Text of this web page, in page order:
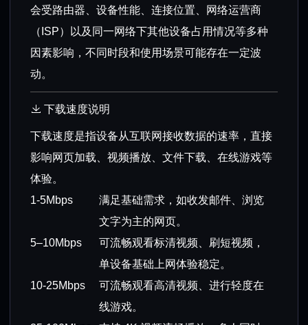
会受路由器、设备性能、连接位置、网络运营商
（ISP）以及同一网络下其他设备占用情况等多种
因素影响，不同时段和使用场景可能存在一定波
动。
下载速度说明
下载速度是指设备从互联网接收数据的速率，直接
影响网页加载、视频播放、文件下载、在线游戏等
体验。
1-5Mbps
满足基础需求，如收发邮件、浏览
文字为主的网页。
5–10Mbps
可流畅观看标清视频、刷短视频，
单设备基础上网体验稳定。
10-25Mbps
可流畅观看高清视频、进行轻度在
线游戏。